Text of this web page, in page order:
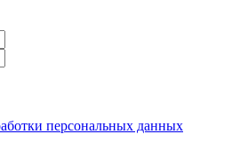
персональных данных